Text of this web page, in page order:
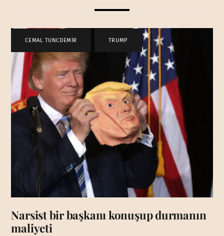
CEMAL TUNCDEMİR TRUMP
Narsist bir başkanı konuşup durmanın
maliyeti